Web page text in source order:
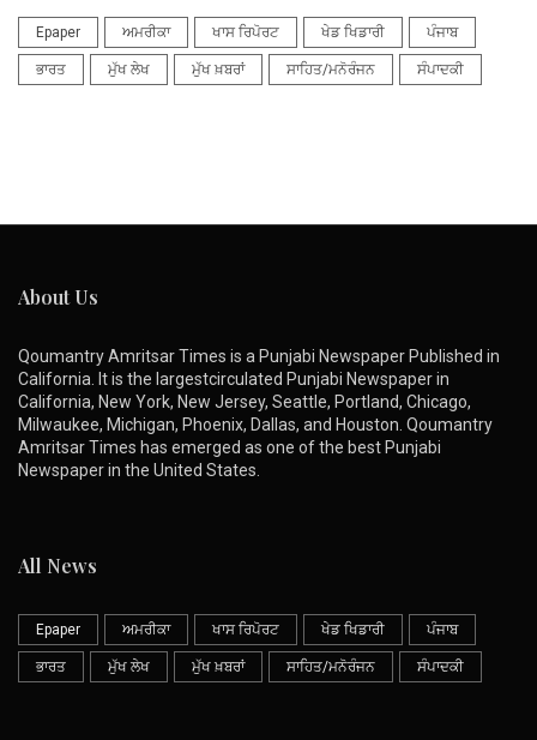
Epaper ਅਮਰੀਕਾ ਖਾਸ ਰਿਪੋਰਟ ਖੇਡ ਖਿਡਾਰੀ ਪੰਜਾਬ
ਭਾਰਤ ਮੁੱਖ ਲੇਖ ਮੁੱਖ ਖ਼ਬਰਾਂ ਸਾਹਿਤ/ਮਨੋਰੰਜਨ ਸੰਪਾਦਕੀ
About Us
Qoumantry Amritsar Times is a Punjabi Newspaper Published in
California. It is the largestcirculated Punjabi Newspaper in
California, New York, New Jersey, Seattle, Portland, Chicago,
Milwaukee, Michigan, Phoenix, Dallas, and Houston. Qoumantry
Amritsar Times has emerged as one of the best Punjabi
Newspaper in the United States.
All News
Epaper ਅਮਰੀਕਾ ਖਾਸ ਰਿਪੋਰਟ ਖੇਡ ਖਿਡਾਰੀ ਪੰਜਾਬ
ਭਾਰਤ ਮੁੱਖ ਲੇਖ ਮੁੱਖ ਖ਼ਬਰਾਂ ਸਾਹਿਤ/ਮਨੋਰੰਜਨ ਸੰਪਾਦਕੀ